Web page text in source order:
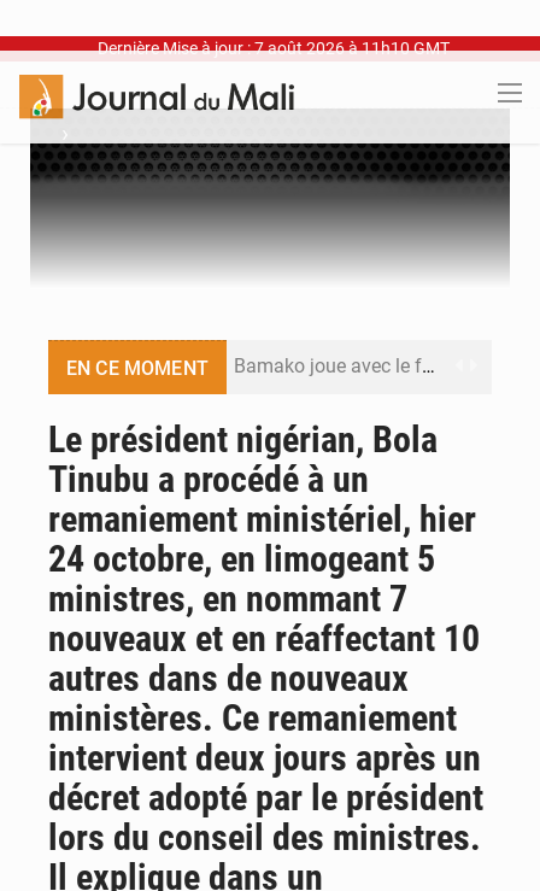
Dernière Mise à jour : 7 août 2026 à 11h10 GMT
›
EN CE MOMENT Bamako joue avec le feu
Blanchisseries à Bamako : la traçabilité du linge en question
Ports ouest-africains : la bataille du fret sahélien
AfroBasket U18 : Le Mali défend sa double couronne à Abidjan
Le président nigérian, Bola
Tinubu a procédé à un
remaniement ministériel, hier
24 octobre, en limogeant 5
ministres, en nommant 7
nouveaux et en réaffectant 10
autres dans de nouveaux
ministères. Ce remaniement
intervient deux jours après un
décret adopté par le président
lors du conseil des ministres.
Il explique dans un